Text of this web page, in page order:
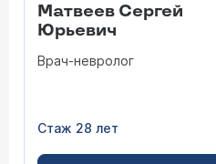
Матвеев Сергей
Юрьевич
Врач-невролог
Стаж 28 лет